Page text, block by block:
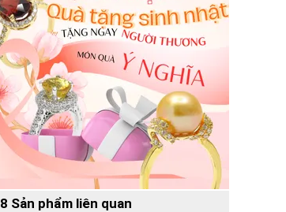
8 Sản phẩm liên quan